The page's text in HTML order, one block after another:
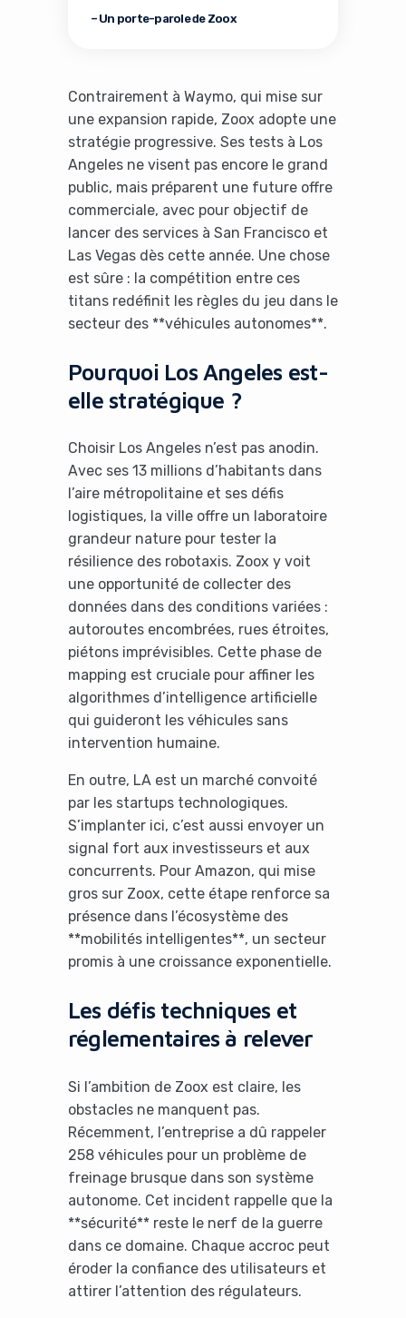
– Un porte-parole de Zoox
Contrairement à Waymo, qui mise sur
une expansion rapide, Zoox adopte une
stratégie progressive. Ses tests à Los
Angeles ne visent pas encore le grand
public, mais préparent une future offre
commerciale, avec pour objectif de
lancer des services à San Francisco et
Las Vegas dès cette année. Une chose
est sûre : la compétition entre ces
titans redéfinit les règles du jeu dans le
secteur des **véhicules autonomes**.
Pourquoi Los Angeles est-
elle stratégique ?
Choisir Los Angeles n’est pas anodin.
Avec ses 13 millions d’habitants dans
l’aire métropolitaine et ses défis
logistiques, la ville offre un laboratoire
grandeur nature pour tester la
résilience des robotaxis. Zoox y voit
une opportunité de collecter des
données dans des conditions variées :
autoroutes encombrées, rues étroites,
piétons imprévisibles. Cette phase de
mapping est cruciale pour affiner les
algorithmes d’intelligence artificielle
qui guideront les véhicules sans
intervention humaine.
En outre, LA est un marché convoité
par les startups technologiques.
S’implanter ici, c’est aussi envoyer un
signal fort aux investisseurs et aux
concurrents. Pour Amazon, qui mise
gros sur Zoox, cette étape renforce sa
présence dans l’écosystème des
**mobilités intelligentes**, un secteur
promis à une croissance exponentielle.
Les défis techniques et
réglementaires à relever
Si l’ambition de Zoox est claire, les
obstacles ne manquent pas.
Récemment, l’entreprise a dû rappeler
258 véhicules pour un problème de
freinage brusque dans son système
autonome. Cet incident rappelle que la
**sécurité** reste le nerf de la guerre
dans ce domaine. Chaque accroc peut
éroder la confiance des utilisateurs et
attirer l’attention des régulateurs.